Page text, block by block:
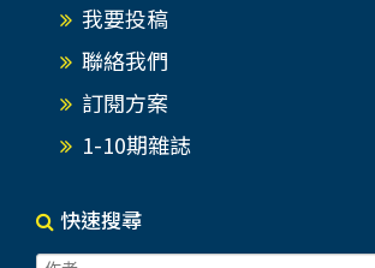
我要投稿
聯絡我們
訂閱方案
1-10期雜誌
快速搜尋